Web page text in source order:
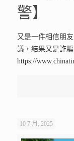
警】
又是一件相信朋
議，結果又是詐
https://
10 7 月, 2025